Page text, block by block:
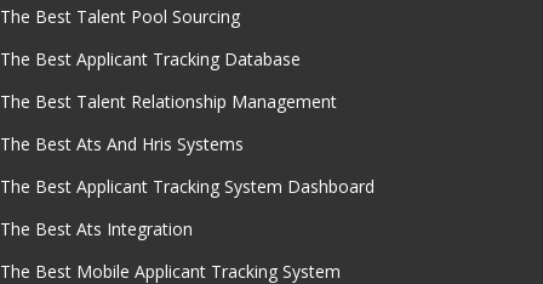
The Best Talent Pool Sourcing
The Best Applicant Tracking Database
The Best Talent Relationship Management
The Best Ats And Hris Systems
The Best Applicant Tracking System Dashboard
The Best Ats Integration
The Best Mobile Applicant Tracking System